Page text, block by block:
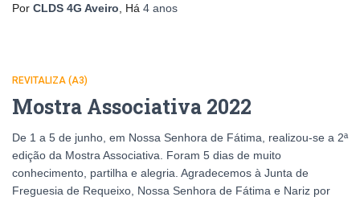
Por CLDS 4G Aveiro , Há 4 anos
REVITALIZA (A3)
Mostra Associativa 2022
De 1 a 5 de junho, em Nossa Senhora de Fátima, realizou-se a 2ª
edição da Mostra Associativa. Foram 5 dias de muito
conhecimento, partilha e alegria. Agradecemos à Junta de
Freguesia de Requeixo, Nossa Senhora de Fátima e Nariz por